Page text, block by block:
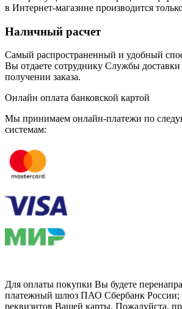
в Интернет-магазине производится
Наличный расчет
Самый распространенный и удобный
Вы отдаете сотруднику Службы доставки
получении заказа.
Онлайн оплата банковской картой
Мы принимаем онлайн-платежи по
системам:
Для оплаты покупки Вы будете
платежный шлюз ПАО Сбербанк России;
реквизитов Вашей карты. Пожалуйста,